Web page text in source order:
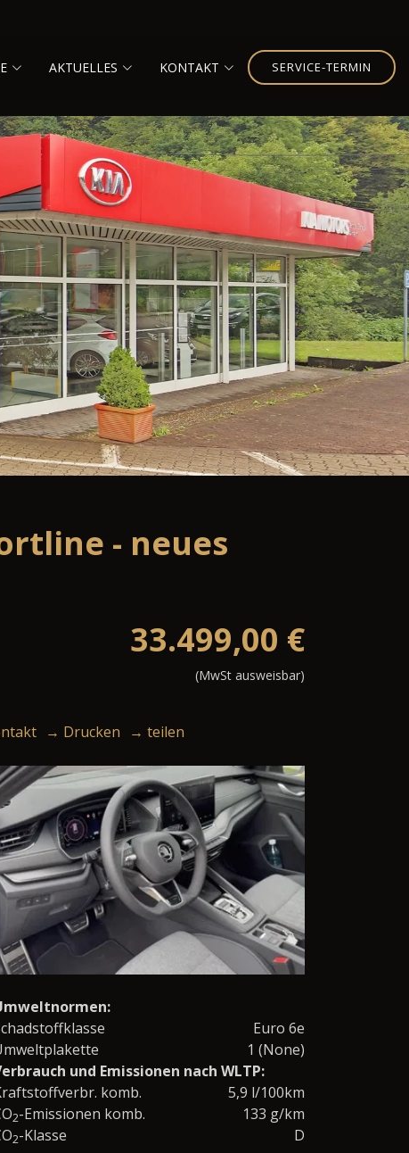
AKTUELLES KONTAKT SERVICE-TERMIN
- neues
33.499,00 €
(MwSt ausweisbar)
→ Drucken → teilen
Euro 6e
1 (None)
und Emissionen nach WLTP:
komb.
5,9 l/100km
2-Emissionen komb.
133 g/km
2-Klasse D